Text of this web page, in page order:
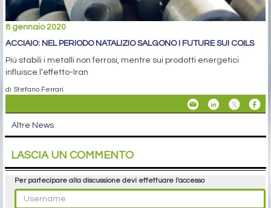
8 gennaio 2020
ACCIAIO: NEL PERIODO NATALIZIO SALGONO I FUTURE SUI COILS
Più stabili i metalli non ferrosi, mentre sui prodotti energetici
influisce l’effetto-Iran
di Stefano Ferrari
Altre News
LASCIA UN COMMENTO
Per partecipare alla discussione devi effettuare l'accesso